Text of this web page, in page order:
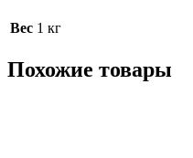
Вес 1 кг
Похожие товары